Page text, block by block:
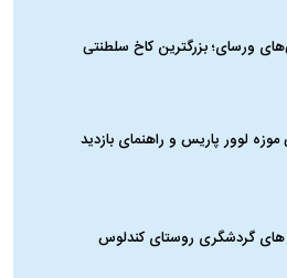
ورسای؛ بزرگترین کاخ سلطنتی
موزه لوور پاریس و راهنمای بازدید
های گردشگری روستای کندلوس